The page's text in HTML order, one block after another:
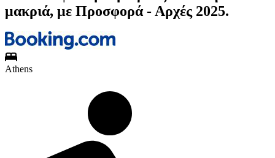
μακριά, με Προσφορά - Αρχές 2025.
Athens